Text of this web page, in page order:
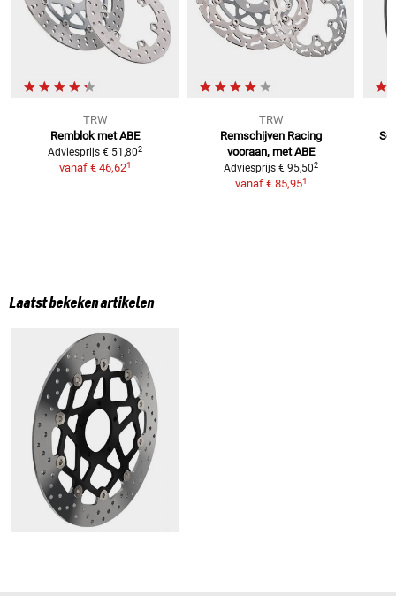
TRW
Remblok met ABE
Adviesprijs € 51,802
vanaf € 46,621
TRW
Remschijven Racing
vooraan, met ABE
Adviesprijs € 95,502
vanaf € 85,951
Laatst bekeken artikelen